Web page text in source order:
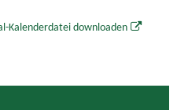
Kalenderdatei downloaden